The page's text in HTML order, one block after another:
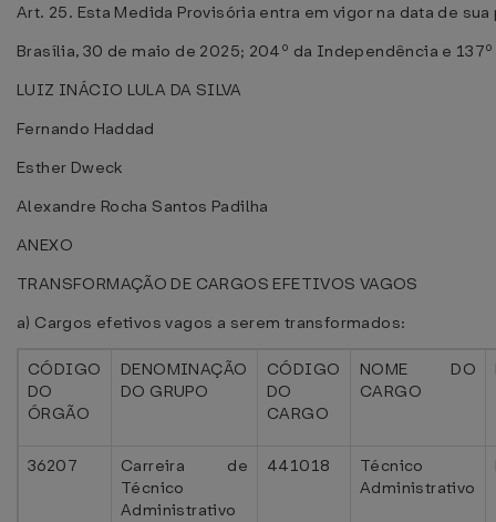
Art. 25. Esta Medida Provisória entra em vigor na data de
Brasília, 30 de maio de 2025; 204º da Independência e
LUIZ INÁCIO LULA DA SILVA
Fernando Haddad
Esther Dweck
Alexandre Rocha Santos Padilha
ANEXO
TRANSFORMAÇÃO DE CARGOS EFETIVOS VAGOS
a) Cargos efetivos vagos a serem transformados:
CÓDIGO
DO
ÓRGÃO
DENOMINAÇÃO
DO GRUPO
CÓDIGO
DO
CARGO
NOME DO
CARGO
36207
Carreira de
Técnico
Administrativo
441018
Técnico
Administrativo